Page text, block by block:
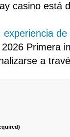
casino está
Primera
a